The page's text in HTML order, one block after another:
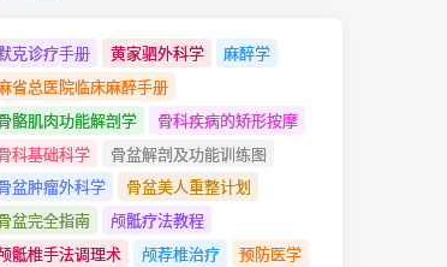
克诊疗手册 黄家驷外科学
麻醉学
省总医院临床麻醉手册
骼肌肉功能解剖学
骨科疾病的矫形按摩
科基础科学
骨盆解剖及功能训练图
盆肿瘤外科学
骨盆美人重整计划
盆完全指南
颅骶疗法教程
骶椎手法调理术
颅荐椎治疗
预防医学